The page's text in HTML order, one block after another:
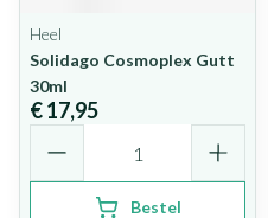
Heel
Solidago Cosmoplex Gutt
30ml
€ 17,95
Bestel